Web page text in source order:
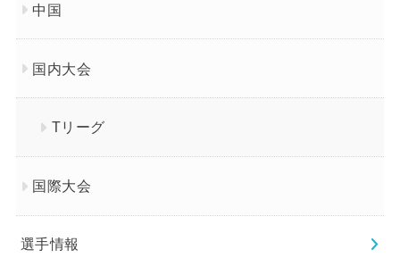
中国
国内大会
Tリーグ
国際大会
選手情報